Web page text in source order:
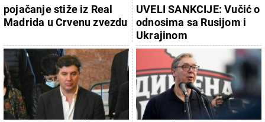
pojačanje stiže iz Real
Madrida u Crvenu zvezdu
UVELI SANKCIJE: Vučić o
odnosima sa Rusijom i
Ukrajinom